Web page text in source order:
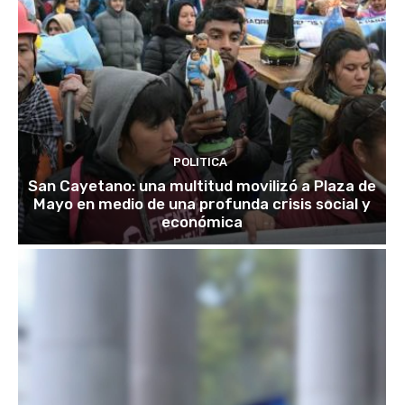
POLITICA
San Cayetano: una multitud movilizó a Plaza de
Mayo en medio de una profunda crisis social y
económica